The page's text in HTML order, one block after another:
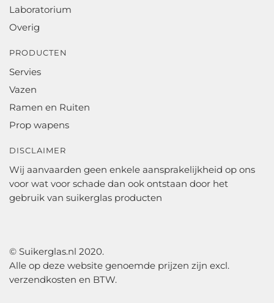
Laboratorium
Overig
PRODUCTEN
Servies
Vazen
Ramen en Ruiten
Prop wapens
DISCLAIMER
Wij aanvaarden geen enkele aansprakelijkheid op ons
voor wat voor schade dan ook ontstaan door het
gebruik van suikerglas producten
© Suikerglas.nl 2020.
Alle op deze website genoemde prijzen zijn excl.
verzendkosten en BTW.